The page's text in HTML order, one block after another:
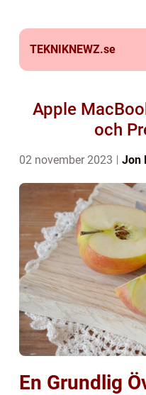
TEKNIKNEWZ.se
Apple
och
02 november 2023 Jon
En Grundlig